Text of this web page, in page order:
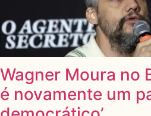
Wagner Moura no
é novamente um